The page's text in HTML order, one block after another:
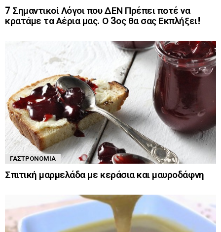
7 Σημαντικοί Λόγοι που ΔΕΝ Πρέπει ποτέ να
κρατάμε τα Αέρια μας. Ο 3ος θα σας Εκπλήξει!
ΓΑΣΤΡΟΝΟΜΊΑ
Σπιτική μαρμελάδα με κεράσια και μαυροδάφνη